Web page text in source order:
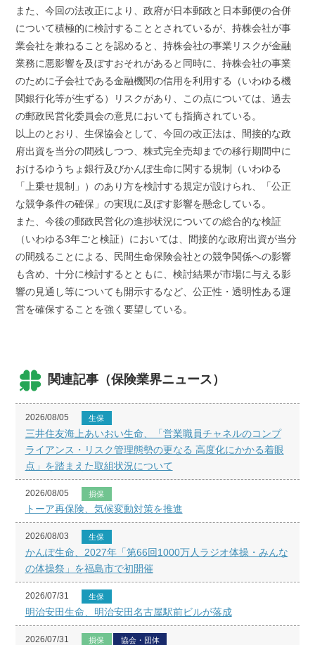
また、今回の法改正により、政府が日本郵政と日本郵便の合併
について積極的に検討することとされているが、持株会社が事
業会社を兼ねることを認めると、持株会社の事業リスクが金融
業務に悪影響を及ぼすおそれがあると同時に、持株会社の事業
のために子会社である金融機関の信用を利用する（いわゆる機
関銀行化等が生ずる）リスクがあり、この点については、過去
の郵政民営化委員会の意見においても指摘されている。
以上のとおり、生保協会として、今回の改正法は、間接的な政
府出資を当分の間残しつつ、株式完全売却までの移行期間中に
おけるゆうちょ銀行及びかんぽ生命に関する規制（いわゆる
「上乗せ規制」）のあり方を検討する規定が設けられ、「公正
な競争条件の確保」の実現に及ぼす影響を懸念している。
また、今後の郵政民営化の進捗状況についての総合的な検証
（いわゆる3年ごと検証）においては、間接的な政府出資が当分
の間残ることによる、民間生命保険会社との競争関係への影響
も含め、十分に検討するとともに、検討結果が市場に与える影
響の見通し等についても開示するなど、公正性・透明性ある運
営を確保することを強く要望している。
関連記事（保険業界ニュース）
2026/08/05 生保
三井住友海上あいおい生命、「営業職員チャネルのコンプ
ライアンス・リスク管理態勢の更なる 高度化にかかる着眼
点」を踏まえた取組状況について
2026/08/05 損保
トーア再保険、気候変動対策を推進
2026/08/03 生保
かんぽ生命、2027年「第66回1000万人ラジオ体操・みんな
の体操祭」を福島市で初開催
2026/07/31 生保
明治安田生命、明治安田名古屋駅前ビルが落成
2026/07/31 損保 協会・団体